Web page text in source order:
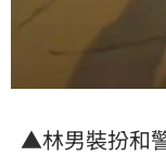
▲林男裝扮和